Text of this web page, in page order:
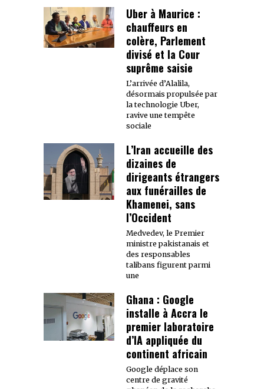
Uber à Maurice :
chauffeurs en
colère, Parlement
divisé et la Cour
suprême saisie
L’arrivée d’Alalila,
désormais propulsée par
la technologie Uber,
ravive une tempête
sociale
L’Iran accueille des
dizaines de
dirigeants étrangers
aux funérailles de
Khamenei, sans
l’Occident
Medvedev, le Premier
ministre pakistanais et
des responsables
talibans figurent parmi
une
Ghana : Google
installe à Accra le
premier laboratoire
d’IA appliquée du
continent africain
Google déplace son
centre de gravité